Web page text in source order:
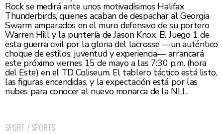
Rock se medirá ante unos motivadísimos Halifax
Thunderbirds, quienes acaban de despachar al Georgia
Swarm amparados en el muro defensivo de su portero
Warren Hill y la puntería de Jason Knox. El Juego 1 de
esta guerra civil por la gloria del lacrosse —un auténtico
choque de estilos, juventud y experiencia— arrancará
este próximo viernes 15 de mayo a las 7:30 p.m. (hora
del Este) en el TD Coliseum. El tablero táctico está listo,
las figuras encendidas, y la expectación está por las
nubes para conocer al nuevo monarca de la NLL.
SPORT / SPORTS